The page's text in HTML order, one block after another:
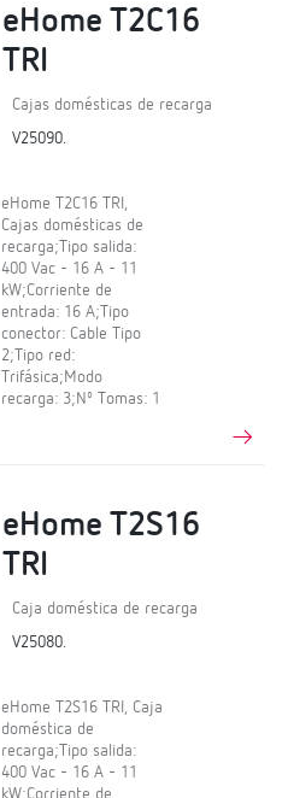
eHome T2C16
TRI
Cajas domésticas de recarga
V25090.
eHome T2C16 TRI,
Cajas domésticas de
recarga;Tipo salida:
400 Vac - 16 A - 11
kW;Corriente de
entrada: 16 A;Tipo
conector: Cable Tipo
2;Tipo red:
Trifásica;Modo
recarga: 3;Nº Tomas: 1
eHome T2S16
TRI
Caja doméstica de recarga
V25080.
eHome T2S16 TRI, Caja
doméstica de
recarga;Tipo salida:
400 Vac - 16 A - 11
kW;Corriente de